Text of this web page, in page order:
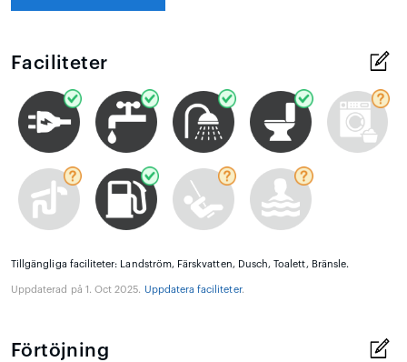
Faciliteter
Tillgängliga faciliteter: Landström, Färskvatten, Dusch, Toalett, Bränsle.
Uppdaterad på 1. Oct 2025. Uppdatera faciliteter.
Förtöjning